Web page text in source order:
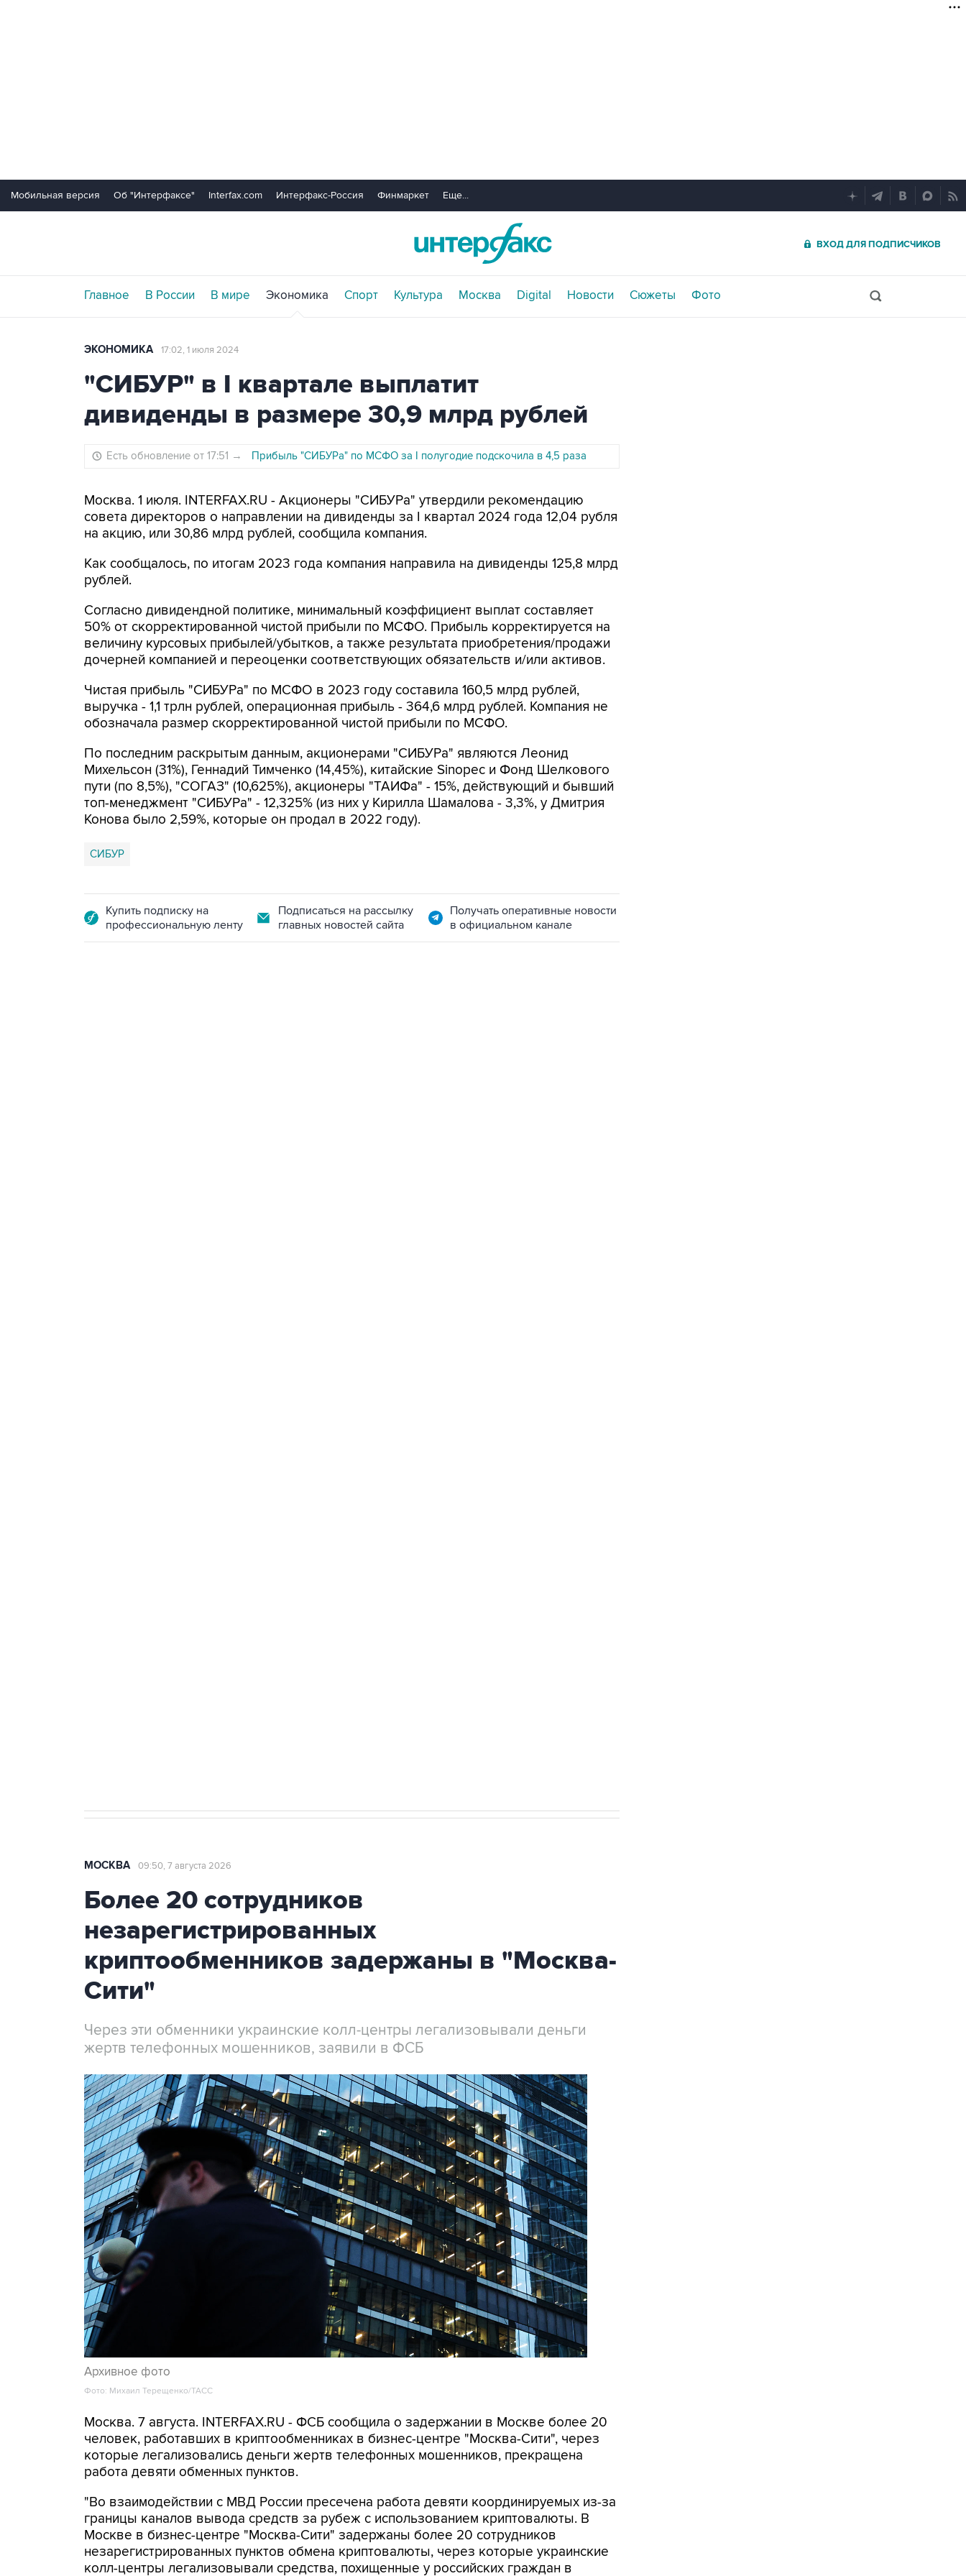
Мобильная версия Об "Интерфаксе" Interfax.com Интерфакс-Россия Финмаркет Еще...
ВХОД ДЛЯ ПОДПИСЧИКОВ
Главное В России В мире Экономика Спорт Культура Москва Digital Новости Сюжеты Фото
ЭКОНОМИКА 17:02, 1 июля 2024
"СИБУР" в I квартале выплатит
дивиденды в размере 30,9 млрд рублей
Есть обновление от 17:51 → Прибыль "СИБУРа" по МСФО за I полугодие подскочила в 4,5 раза
Москва. 1 июля. INTERFAX.RU - Акционеры "СИБУРа" утвердили рекомендацию
совета директоров о направлении на дивиденды за I квартал 2024 года 12,04 рубля
на акцию, или 30,86 млрд рублей, сообщила компания.
Как сообщалось, по итогам 2023 года компания направила на дивиденды 125,8 млрд
рублей.
Согласно дивидендной политике, минимальный коэффициент выплат составляет
50% от скорректированной чистой прибыли по МСФО. Прибыль корректируется на
величину курсовых прибылей/убытков, а также результата приобретения/продажи
дочерней компанией и переоценки соответствующих обязательств и/или активов.
Чистая прибыль "СИБУРа" по МСФО в 2023 году составила 160,5 млрд рублей,
выручка - 1,1 трлн рублей, операционная прибыль - 364,6 млрд рублей. Компания не
обозначала размер скорректированной чистой прибыли по МСФО.
По последним раскрытым данным, акционерами "СИБУРа" являются Леонид
Михельсон (31%), Геннадий Тимченко (14,45%), китайские Sinopec и Фонд Шелкового
пути (по 8,5%), "СОГАЗ" (10,625%), акционеры "ТАИФа" - 15%, действующий и бывший
топ-менеджмент "СИБУРа" - 12,325% (из них у Кирилла Шамалова - 3,3%, у Дмитрия
Конова было 2,59%, которые он продал в 2022 году).
СИБУР
Купить подписку на
профессиональную ленту
Подписаться на рассылку
главных новостей сайта
Получать оперативные новости
в официальном канале
МОСКВА 09:50, 7 августа 2026
Более 20 сотрудников
незарегистрированных
криптообменников задержаны в "Москва-
Сити"
Через эти обменники украинские колл-центры легализовывали деньги
жертв телефонных мошенников, заявили в ФСБ
Архивное фото
Фото: Михаил Терещенко/ТАСС
Москва. 7 августа. INTERFAX.RU - ФСБ сообщила о задержании в Москве более 20
человек, работавших в криптообменниках в бизнес-центре "Москва-Сити", через
которые легализовались деньги жертв телефонных мошенников, прекращена
работа девяти обменных пунктов.
"Во взаимодействии с МВД России пресечена работа девяти координируемых из-за
границы каналов вывода средств за рубеж с использованием криптовалюты. В
Москве в бизнес-центре "Москва-Сити" задержаны более 20 сотрудников
незарегистрированных пунктов обмена криптовалюты, через которые украинские
колл-центры легализовывали средства, похищенные у российских граждан в